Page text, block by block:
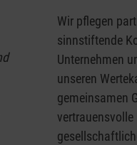
Wir pflegen
sinnstiftende
Unternehmen
unseren
gemeinsamen
vertrauensvolle